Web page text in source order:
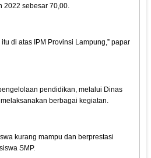
2022 sebesar 70,00.
di atas IPM Provinsi Lampung,” papar
pendidikan, melalui Dinas
berbagai kegiatan.
kurang mampu dan berprestasi
SMP.